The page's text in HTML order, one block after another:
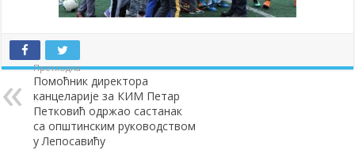
Претходна
Помоћник директора
канцеларије за КИМ Петар
Петковић одржао састанак
са општинским руководством
у Лепосавићу